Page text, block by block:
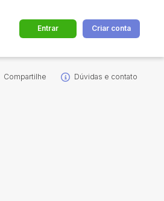
Entrar Criar conta
Compartilhe Dúvidas e contato